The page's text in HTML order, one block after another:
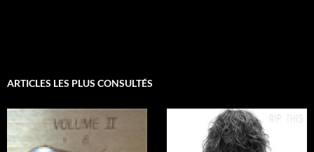
ARTICLES LES PLUS CONSULTÉS